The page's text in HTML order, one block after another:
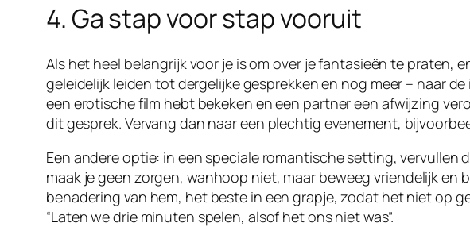
4. Ga stap voor stap vooruit
Als het heel belangrijk voor je is om over je fantasieën te
geleidelijk leiden tot dergelijke gesprekken en nog meer – naar
een erotische film hebt bekeken en een partner een afwijzing
dit gesprek. Vervang dan naar een plechtig evenement,
Een andere optie: in een speciale romantische setting, vervullen
maak je geen zorgen, wanhoop niet, maar beweeg vriendelijk
benadering van hem, het beste in een grapje, zodat het niet op
“Laten we drie minuten spelen, alsof het ons niet was”.